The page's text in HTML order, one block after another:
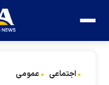
اجتماعی عمومی